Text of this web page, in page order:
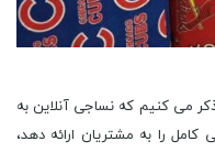
می کنیم که نساجی آنلاین به
را به مشتریان ارائه دهد،